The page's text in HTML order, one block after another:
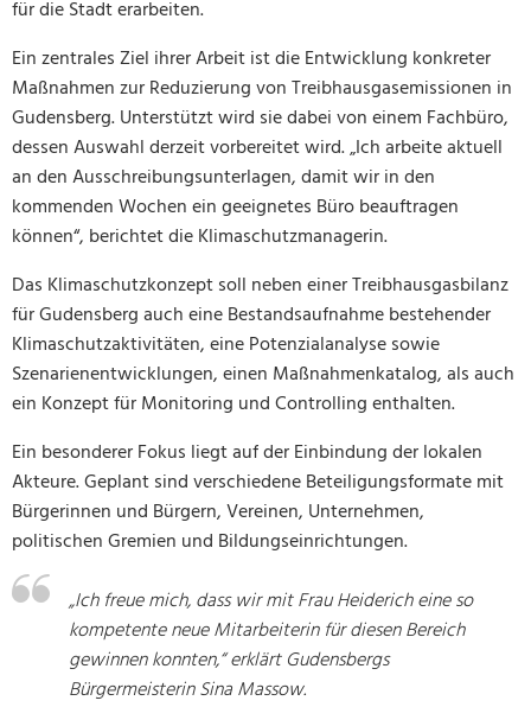
für die Stadt erarbeiten.
Ein zentrales Ziel ihrer Arbeit ist die Entwicklung konkreter
Maßnahmen zur Reduzierung von Treibhausgasemissionen in
Gudensberg. Unterstützt wird sie dabei von einem Fachbüro,
dessen Auswahl derzeit vorbereitet wird. „Ich arbeite aktuell
an den Ausschreibungsunterlagen, damit wir in den
kommenden Wochen ein geeignetes Büro beauftragen
können“, berichtet die Klimaschutzmanagerin.
Das Klimaschutzkonzept soll neben einer Treibhausgasbilanz
für Gudensberg auch eine Bestandsaufnahme bestehender
Klimaschutzaktivitäten, eine Potenzialanalyse sowie
Szenarienentwicklungen, einen Maßnahmenkatalog, als auch
ein Konzept für Monitoring und Controlling enthalten.
Ein besonderer Fokus liegt auf der Einbindung der lokalen
Akteure. Geplant sind verschiedene Beteiligungsformate mit
Bürgerinnen und Bürgern, Vereinen, Unternehmen,
politischen Gremien und Bildungseinrichtungen.
„Ich freue mich, dass wir mit Frau Heiderich eine so
kompetente neue Mitarbeiterin für diesen Bereich
gewinnen konnten,“ erklärt Gudensbergs
Bürgermeisterin Sina Massow.